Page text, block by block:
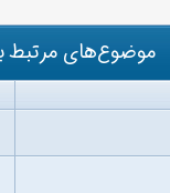
موضوع‌های مرتبط